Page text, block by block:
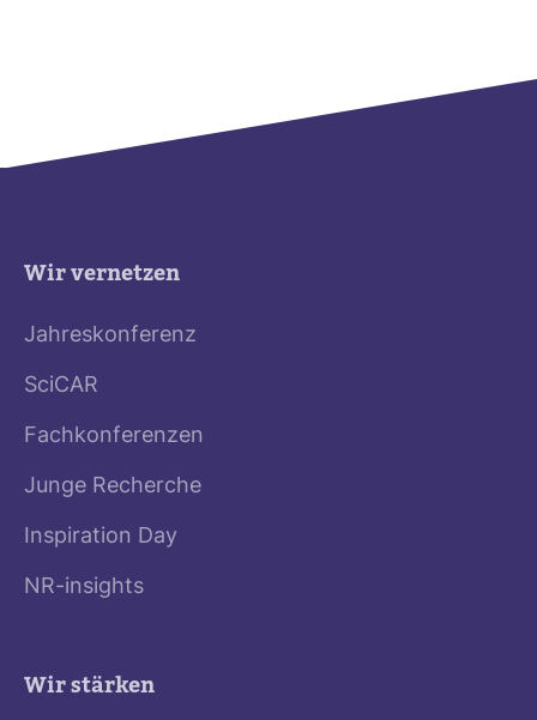
Wir vernetzen
Jahreskonferenz
SciCAR
Fachkonferenzen
Junge Recherche
Inspiration Day
NR-insights
Wir stärken